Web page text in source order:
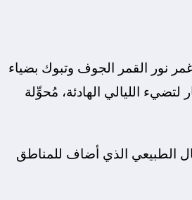
غمر نور القمر الجوف وتبوك بضياء
الليالي الهادئة، مُحوِّلة
الطبيعي الذي أضاف للمناطق